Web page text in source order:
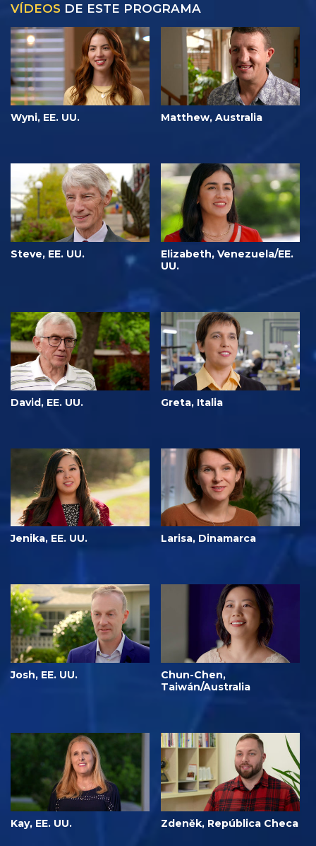
VÍDEOS DE ESTE PROGRAMA
Wyni, EE. UU. Matthew, Australia
Steve, EE. UU.
Elizabeth, Venezuela/EE.
UU.
David, EE. UU. Greta, Italia
Jenika, EE. UU. Larisa, Dinamarca
Josh, EE. UU.
Chun-Chen,
Taiwán/Australia
Kay, EE. UU. Zdeněk, República Checa